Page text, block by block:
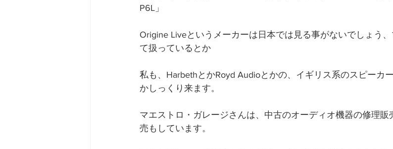
P6L」
Origine Liveというメーカーは日本では見る事がないでしょう
て扱っているとか
私も、HarbethとかRoyd Audioとかの、イギリス系のスピーカ
かしっくり来ます。
マエストロ・ガレージさんは、中古のオーディオ機器の修理販
売もしています。